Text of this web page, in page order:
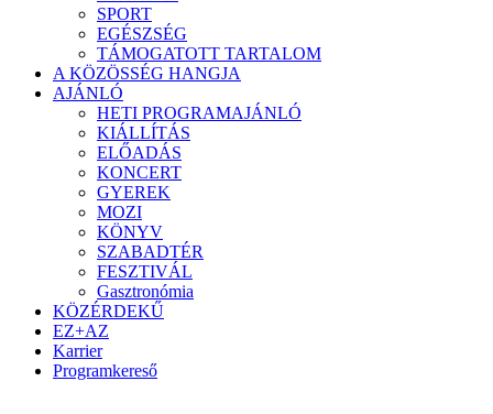
SPORT
EGÉSZSÉG
TÁMOGATOTT TARTALOM
A KÖZÖSSÉG HANGJA
AJÁNLÓ
HETI PROGRAMAJÁNLÓ
KIÁLLÍTÁS
ELŐADÁS
KONCERT
GYEREK
MOZI
KÖNYV
SZABADTÉR
FESZTIVÁL
Gasztronómia
KÖZÉRDEKŰ
EZ+AZ
Karrier
Programkereső